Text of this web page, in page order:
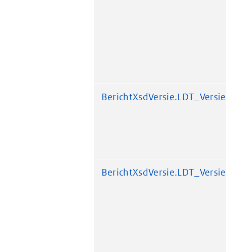
BerichtXsdVersie.LDT_Versie
BerichtXsdVersie.LDT_Versie